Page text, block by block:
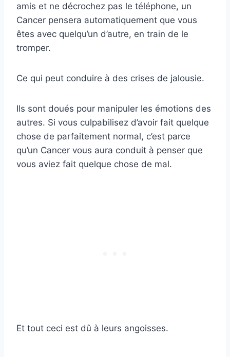
amis et ne décrochez pas le téléphone, un
Cancer pensera automatiquement que vous
êtes avec quelqu’un d’autre, en train de le
tromper.
Ce qui peut conduire à des crises de jalousie.
Ils sont doués pour manipuler les émotions des
autres. Si vous culpabilisez d’avoir fait quelque
chose de parfaitement normal, c’est parce
qu’un Cancer vous aura conduit à penser que
vous aviez fait quelque chose de mal.
Et tout ceci est dû à leurs angoisses.